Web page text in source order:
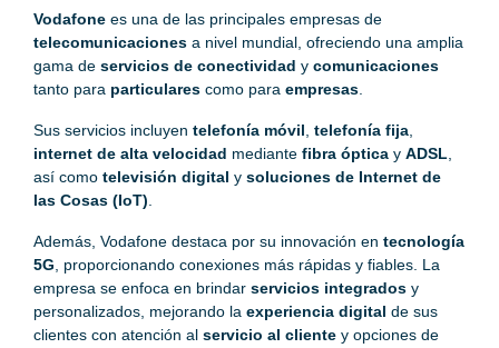
Vodafone es una de las principales empresas de
telecomunicaciones a nivel mundial, ofreciendo una amplia
gama de servicios de conectividad y comunicaciones
tanto para particulares como para empresas
Sus servicios incluyen telefonía móvil telefonía fija
internet de alta velocidad mediante fibra óptica y ADSL
así como televisión digital y soluciones de Internet de
las Cosas (IoT)
Además, Vodafone destaca por su innovación en tecnología
5G , proporcionando conexiones más rápidas y fiables. La
empresa se enfoca en brindar servicios integrados y
personalizados, mejorando la experiencia digital de sus
clientes con atención al servicio al cliente y opciones de